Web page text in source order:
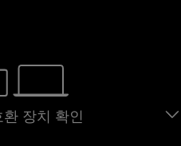
장치 확인